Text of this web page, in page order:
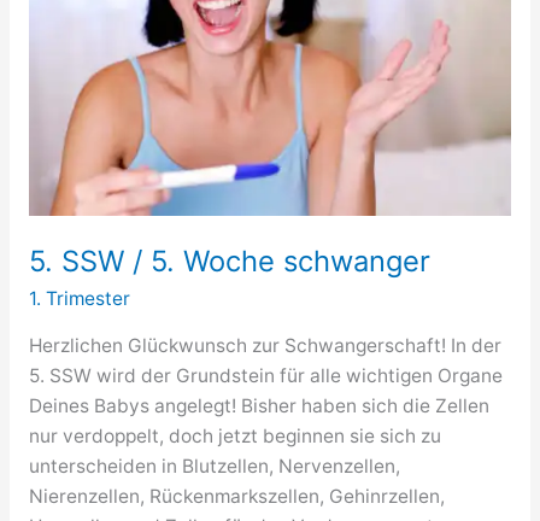
sicher?
5. SSW / 5. Woche schwanger
1. Trimester
Herzlichen Glückwunsch zur Schwangerschaft! In der
5. SSW wird der Grundstein für alle wichtigen Organe
Deines Babys angelegt! Bisher haben sich die Zellen
nur verdoppelt, doch jetzt beginnen sie sich zu
unterscheiden in Blutzellen, Nervenzellen,
Nierenzellen, Rückenmarkszellen, Gehinrzellen,